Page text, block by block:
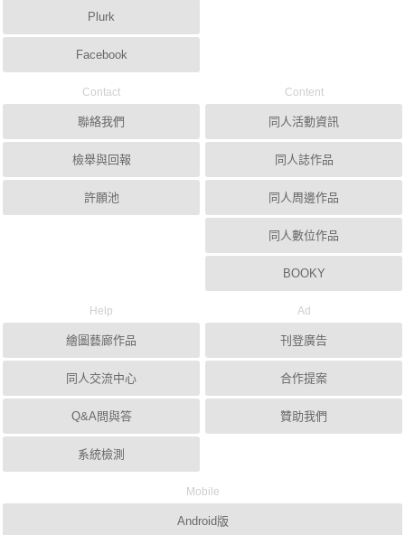
Plurk
Facebook
Contact
聯絡我們
檢舉與回報
許願池
Content
同人活動資訊
同人誌作品
同人周邊作品
同人數位作品
BOOKY
Help
繪圖藝廊作品
同人交流中心
Q&A問與答
系統檢測
Ad
刊登廣告
合作提案
贊助我們
Mobile
Android版